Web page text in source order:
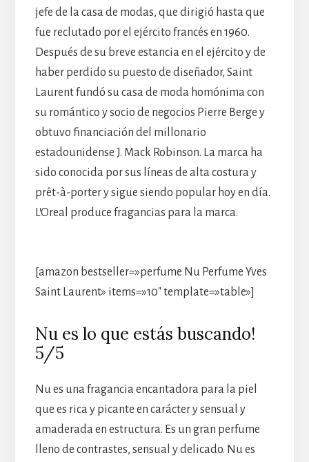
jefe de la casa de modas, que dirigió hasta que
fue reclutado por el ejército francés en 1960.
Después de su breve estancia en el ejército y de
haber perdido su puesto de diseñador, Saint
Laurent fundó su casa de moda homónima con
su romántico y socio de negocios Pierre Berge y
obtuvo financiación del millonario
estadounidense J. Mack Robinson. La marca ha
sido conocida por sus líneas de alta costura y
prêt-à-porter y sigue siendo popular hoy en día.
L’Oreal produce fragancias para la marca.
[amazon bestseller=»perfume Nu Perfume Yves
Saint Laurent» items=»10″ template=»table»]
Nu es lo que estás buscando!
5/5
Nu es una fragancia encantadora para la piel
que es rica y picante en carácter y sensual y
amaderada en estructura. Es un gran perfume
lleno de contrastes, sensual y delicado. Nu es